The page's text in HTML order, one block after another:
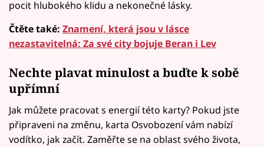
pocit hlubokého klidu a nekonečné lásky.
Čtěte také: Znamení, která jsou v lásce
nezastavitelná: Za své city bojuje Beran i Lev
Nechte plavat minulost a buďte k sobě
upřímní
Jak můžete pracovat s energií této karty? Pokud jste
připraveni na změnu, karta Osvobození vám nabízí
vodítko, jak začít. Zaměřte se na oblast svého života,